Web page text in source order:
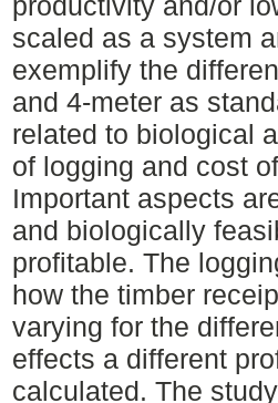
scaled as a system
exemplify the
and 4-meter as
related to biological
of logging and cost
Important aspects
and biologically
profitable. The
how the timber
varying for the
effects a different
calculated. The